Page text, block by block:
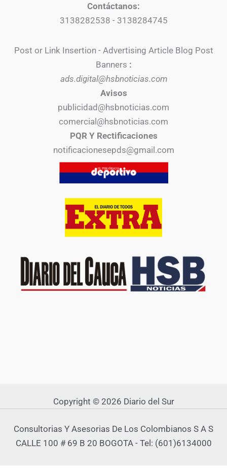
Contáctanos:
3138282538 - 3138284745
Post or Link Insertion - Advertising Article Blog Post
Banners :
ads.digital@hsbnoticias.com
Avisos
publicidad@hsbnoticias.com
comercial@hsbnoticias.com
PQR Y Rectificaciones
notificacionesepds@gmail.com
Copyright © 2026 Diario del Sur
Consultorias Y Asesorias De Los Colombianos S A S
CALLE 100 # 69 B 20 BOGOTA - Tel: (601)6134000